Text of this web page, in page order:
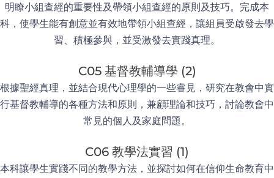
明瞭小組查經的重要性及帶領小組查經的原則及技巧。完成本
科，使學生能有創意並有效地帶領小組查經，讓組員受啟發去學
習、積極參與，並受激發去實踐真理。
C05 基督教輔導學 (2)
根據聖經真理，並結合現代心理學的一些睿見，研究在教會中實
行基督教輔導的各種方法和原則，兼顧理論和技巧，討論教會中
常見的個人及家庭問題。
C06 教學法實習 (1)
本科讓學生實踐不同的教學方法，並探討如何在信仰生命教育中